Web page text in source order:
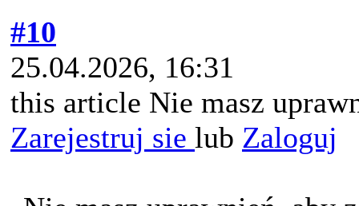
#10
25.04.2026, 16:31
this article Nie masz
Zarejestruj sie lub Zaloguj